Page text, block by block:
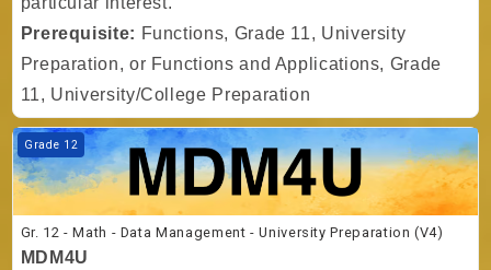
Prerequisite: Functions, Grade 11, University
Preparation, or Functions and Applications, Grade
11, University/College Preparation
Kurs Görseli Gr. 12 - Math - Data Management - University
Grade 12
Gr. 12 - Math - Data Management - University Preparation (V4)
MDM4U